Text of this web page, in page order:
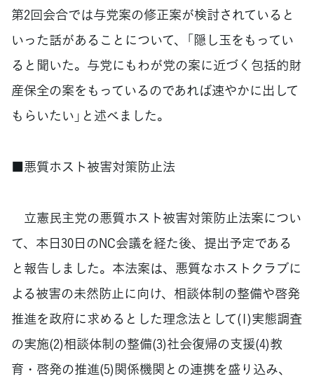
第2回会合では与党案の修正案が検討されていると
いった話があることについて、「隠し玉をもってい
ると聞いた。与党にもわが党の案に近づく包括的財
産保全の案をもっているのであれば速やかに出して
もらいたい」と述べました。
■悪質ホスト被害対策防止法
立憲民主党の悪質ホスト被害対策防止法案につい
て、本日30日のNC会議を経た後、提出予定である
と報告しました。本法案は、悪質なホストクラブに
よる被害の未然防止に向け、相談体制の整備や啓発
推進を政府に求めるとした理念法として(1)実態調査
の実施(2)相談体制の整備(3)社会復帰の支援(4)教
育・啓発の推進(5)関係機関との連携を盛り込み、